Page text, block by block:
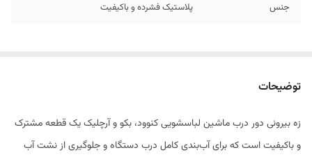
جنس پلاستیک فشرده و باکیفیت
توضیحات
زه بیرونی دور درب ماشین لباسشویی کنوود، بکو و آرچلیک یک قطعه مشترک
و باکیفیت است که برای آب‌بندی کامل درب دستگاه و جلوگیری از نشت آب